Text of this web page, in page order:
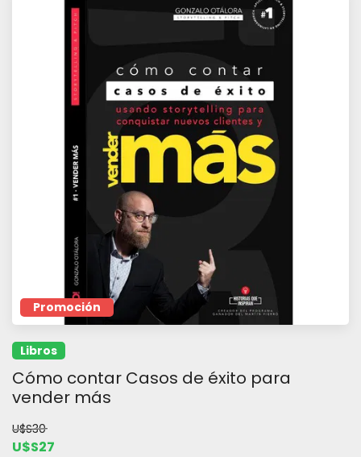
Promoción
Libros
Cómo contar Casos de éxito para
vender más
U$S30
U$S27